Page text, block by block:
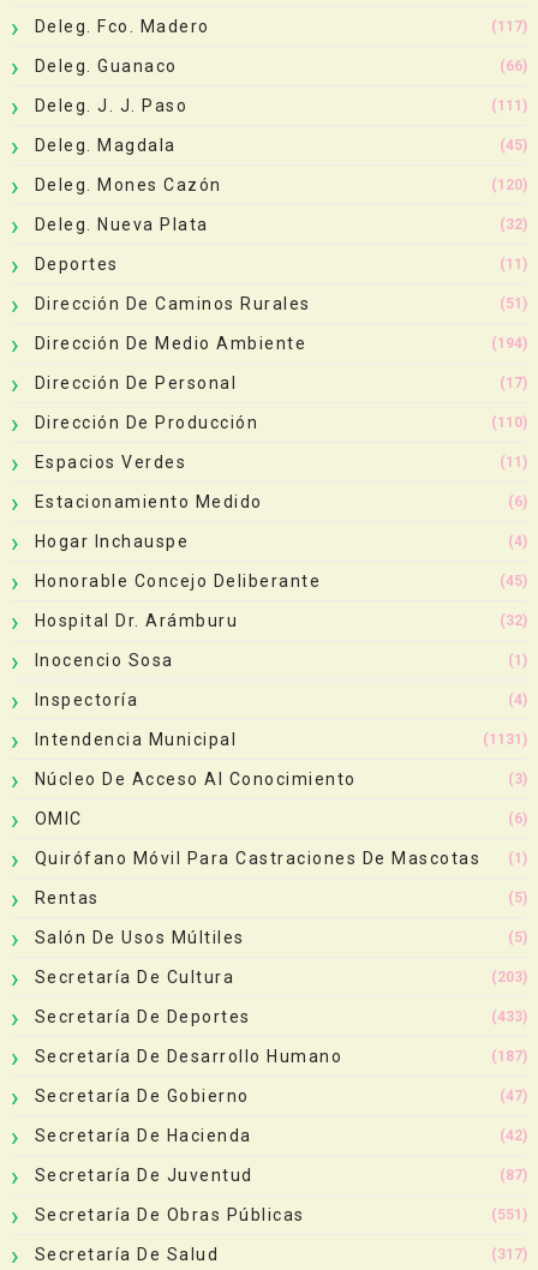
Deleg. Fco. Madero (117)
Deleg. Guanaco (66)
Deleg. J. J. Paso (111)
Deleg. Magdala (45)
Deleg. Mones Cazón (120)
Deleg. Nueva Plata (32)
Deportes (11)
Dirección De Caminos Rurales (51)
Dirección De Medio Ambiente (194)
Dirección De Personal (17)
Dirección De Producción (110)
Espacios Verdes (11)
Estacionamiento Medido (6)
Hogar Inchauspe (4)
Honorable Concejo Deliberante (45)
Hospital Dr. Arámburu (32)
Inocencio Sosa (1)
Inspectoría (4)
Intendencia Municipal (1131)
Núcleo De Acceso Al Conocimiento (3)
OMIC (6)
Quirófano Móvil Para Castraciones De Mascotas (1)
Rentas (5)
Salón De Usos Múltiles (5)
Secretaría De Cultura (203)
Secretaría De Deportes (433)
Secretaría De Desarrollo Humano (187)
Secretaría De Gobierno (47)
Secretaría De Hacienda (42)
Secretaría De Juventud (87)
Secretaría De Obras Públicas (551)
Secretaría De Salud (317)